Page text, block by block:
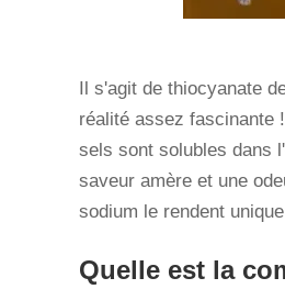
Il s'agit de thiocyanate
réalité assez fascinante
sels sont solubles dans
saveur amère et une
sodium le rendent
Quelle est la